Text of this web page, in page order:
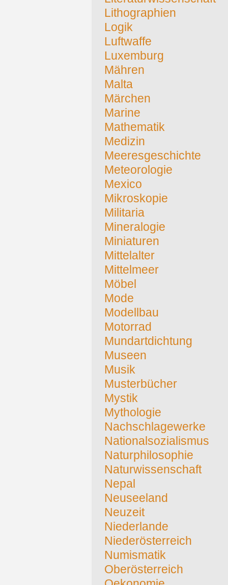
Lithographien
Logik
Luftwaffe
Luxemburg
Mähren
Malta
Märchen
Marine
Mathematik
Medizin
Meeresgeschichte
Meteorologie
Mexico
Mikroskopie
Militaria
Mineralogie
Miniaturen
Mittelalter
Mittelmeer
Möbel
Mode
Modellbau
Motorrad
Mundartdichtung
Museen
Musik
Musterbücher
Mystik
Mythologie
Nachschlagewerke
Nationalsozialismus
Naturphilosophie
Naturwissenschaft
Nepal
Neuseeland
Neuzeit
Niederlande
Niederösterreich
Numismatik
Oberösterreich